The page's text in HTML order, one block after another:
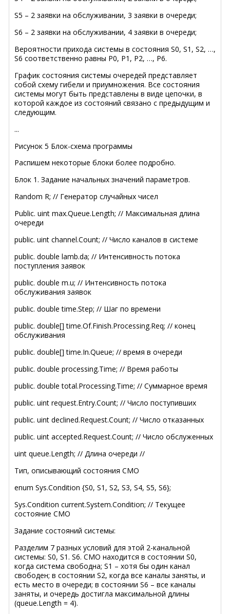
S5 – 2 заявки на обслуживании, 3 заявки в очереди;
S6 – 2 заявки на обслуживании, 4 заявки в очереди;
Вероятности прихода системы в состояния S0, S1, S2, …,
S6 соответственно равны Р0, Р1, Р2, …, Р6.
График состояния системы очередей представляет
собой схему гибели и приумножения. Все состояния
системы могут быть представлены в виде цепочки, в
которой каждое из состояний связано с предыдущим и
следующим.
...
Рисунок 5 Блок-схема программы
Распишем некоторые блоки более подробно.
Блок 1. Задание начальных значений параметров.
Random R; // Генератор случайных чисел
Public. uint max.Queue.Length; // Максимальная длина
очереди
public. uint channel.Count; // Число каналов в системе
public. double lamb.da; // Интенсивность потока
поступления заявок
public. double m.u; // Интенсивность потока
обслуживания заявок
public. double time.Step; // Шаг по времени
public. double[] time.Of.Finish.Processing.Req; // конец
обслуживания
public. double[] time.In.Queue; // время в очереди
public. double processing.Time; // Время работы
public. double total.Processing.Time; // Суммарное время
public. uint request.Entry.Count; // Число поступивших
public. uint declined.Request.Count; // Число отказанных
public. uint accepted.Request.Count; // Число обслуженных
uint queue.Length; // Длина очереди //
Тип, описывающий состояния СМО
enum Sys.Condition {S0, S1, S2, S3, S4, S5, S6};
Sys.Condition current.System.Condition; // Текущее
состояние СМО
Задание состояний системы:
Разделим 7 разных условий для этой 2-канальной
системы: S0, S1. S6. СМО находится в состоянии S0,
когда система свободна; S1 – хотя бы один канал
свободен; в состоянии S2, когда все каналы заняты, и
есть место в очереди; в состоянии S6 – все каналы
заняты, и очередь достигла максимальной длины
(queue.Length = 4).